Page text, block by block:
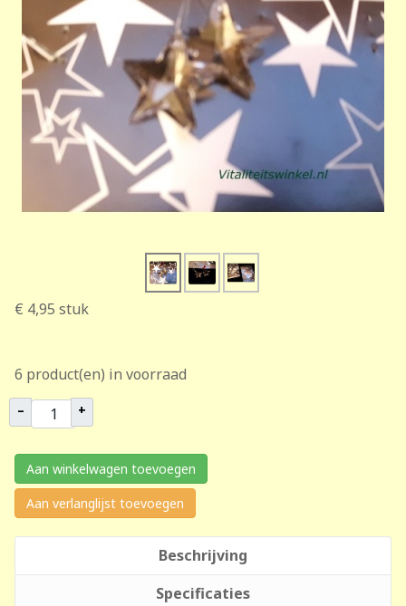
€ 4,95 stuk
6 product(en) in voorraad
– +
Aan winkelwagen toevoegen
Aan verlanglijst toevoegen
Beschrijving
Specificaties